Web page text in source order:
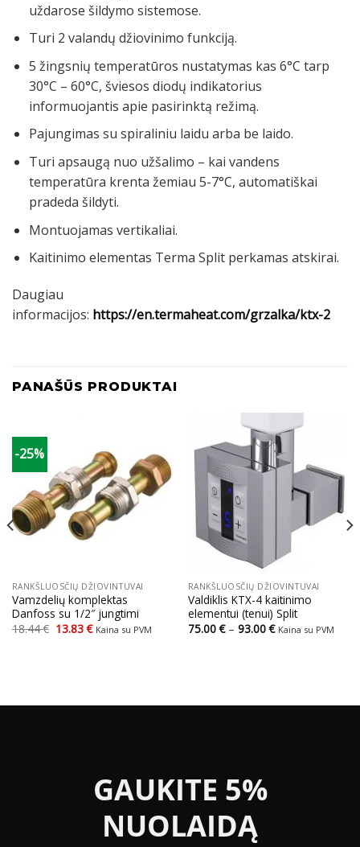
uždarose šildymo sistemose.
Turi 2 valandų džiovinimo funkciją.
5 žingsnių temperatūros nustatymas kas 6°C tarp
30°C – 60°C, šviesos diodų indikatorius
informuojantis apie pasirinktą režimą.
Pajungimas su spiraliniu laidu arba be laido.
Turi apsaugą nuo užšalimo – kai vandens
temperatūra krenta žemiau 5-7°C, automatiškai
pradeda šildyti.
Montuojamas vertikaliai.
Kaitinimo elementas Terma Split perkamas atskirai.
Daugiau
informacijos: https://en.termaheat.com/grzalka/ktx-2
PANAŠŪS PRODUKTAI
-25%
RANKŠLUOSČIŲ DŽIOVINTUVAI
Vamzdelių komplektas
Danfoss su 1/2″ jungtimi
18.44€ Original
price
13.83€Current
price
Kaina su PVM
RANKŠLUOSČIŲ DŽIOVINTUVAI
Valdiklis KTX-4 kaitinimo
elementui (tenui) Split
75.00€ – 93.00€Price
range:
Kaina su PVM
GAUKITE 5%
NUOLAIDĄ